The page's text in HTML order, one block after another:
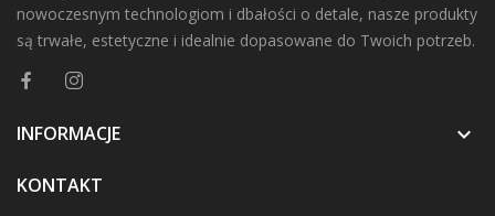
nowoczesnym technologiom i dbałości o detale, nasze produkty
są trwałe, estetyczne i idealnie dopasowane do Twoich potrzeb.
INFORMACJE 
KONTAKT